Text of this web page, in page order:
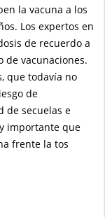
la vacuna a los
Los expertos en
de recuerdo a
de vacunaciones.
que todavía no
de
de secuelas e
importante que
frente la tos